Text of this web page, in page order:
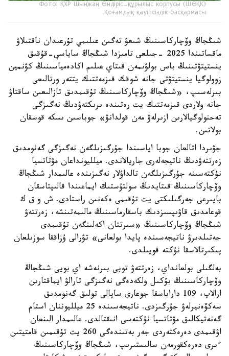
Фото: ҚХР Шыңжаң Өндіріс-құрылыс корпусы (ШӨҚК)
Қоғамдық қауіпсіздік басқармасы
شىڭجاڭ وۆچاركاسىنىڭ شىعۋ تەگىن عىلىمي تۇرعىدان ناقتىلاۋ
ماقساتىندا 2025 -جىلعى تامىزدا شىڭجاڭ ساياسي-قۇقىق
ينستيتۋتىنىڭ باس بولۋىمەن قىتاي عىلىم اكادەمياسىنىڭ كۋنمين
زوولوگيا ينستيتۋتى جانە شوقك قىزمەتتىك يتتەر ورتالىعى
بىرلەسىپ، «شىڭجاڭ وۆچاركاسىنىڭ تۇقىمدىق تازالىعىن ساقتاۋ
جانە ولاردى قىزمەتتىك يت رەتىندە ىرىكتەۋدىڭ نەگىزگى
تەحنولوگيالارىن ازىرلەۋ مەن قولدانۋ» جوباسىن ىسكە قوسقان
بولاتىن.
جۋىردا اتالعان جوبا اياسىندا جۇرگىزىلگەن نەگىزگى گەنومدىق
زەرتتەۋدىڭ ناتيجەلەرى جاريالاندى. ميلليونداعان مۋتاتسيا
نۇكتەسىنە جۇرگىزىلگەن تالداۋلار نەگىزىندە عالىمدار شىڭجاڭ
وۆچاركاسىنىڭ قىتايدىڭ سولتۇستىك ايماعىندا قالىپتاسقان
بايىرعى جەرگىلىكتى يت تۇقىمى ەكەنىن راستادى. ش و ق ك
قوعامدىق قاۋىپسىزدىك باسقارماسىنىڭ مالىمەتىنشە، زەرتتەۋ
شىڭجاڭ وۆچاركاسىنىڭ «سىرتتان اكەلىنگەن تۇقىمدى
جەتىلدىرۋ ناتيجەسىندە پايدا بولعانى» تۋرالى ۇزاققا سوزىلعان
پىكىرتالاسقا نۇكتە قويىلدى.
بەلگىلى بولعانداي، زەرتتەۋ توبى بىرنەشە اي بويى شىڭجاڭ
وۆچاركاسىنىڭ بۇكىل ولكەدەگى نەگىزگى تارالۋ ايماقتارىن
ارالاپ، 109 داراباسقا جوعارى ساپالى تولىق گەنومدىق
سەكۆەنيرلەۋ جۇرگىزدى. ناتيجەسىندە 25 ميلليوننان استام
گەنەتيكالىق مۋتاتسيا نۇكتەسى انىقتالدى. عالىمدار الىنعان
اۋقىمدى دەرەكتەردى جەر بەتىندەگى 260 يت تۇقىمىن قامتيتىن
ءىرى دەرەكقورمەن سالىستىرىپ، شىڭجاڭ وۆچاركاسىنىڭ